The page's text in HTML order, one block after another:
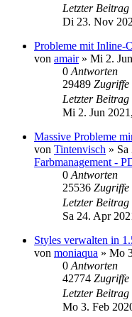
Letzter Beitrag
Di 23. Nov
Probleme mit Inline-
von amair» Mi 2.
0 Antworten
29489 Zugriffe
Letzter Beitrag
Mi 2. Jun
Massive Probleme
von Tintenvisch »
Farbmanagement -
0 Antworten
25536 Zugriffe
Letzter Beitrag
Sa 24. Apr
Styles verwalten in
von moniaqua » Mo
0 Antworten
42774 Zugriffe
Letzter Beitrag
Mo 3. Feb